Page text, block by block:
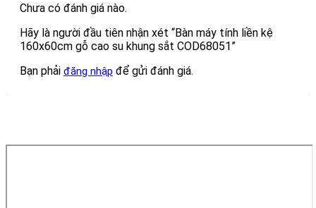
Chưa có đánh giá nào.
Hãy là người đầu tiên nhận xét “Bàn máy tính liền kệ
160x60cm gỗ cao su khung sắt COD68051”
Bạn phải đăng nhập để gửi đánh giá.